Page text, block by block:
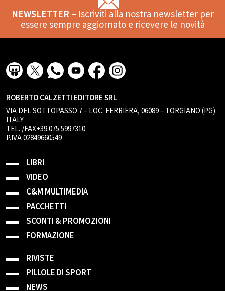
NEWSLETTER– Iscriviti alla nostra newsletter per
essere sempre aggiornato e ricevere le novità
ROBERTO CALZETTI EDITORE SRL
VIA DEL SOTTOPASSO 7 – LOC. FERRIERA, 06089 – TORGIANO (PG)
ITALY
TEL. /FAX+39.075.5997310
P.IVA 02849660549
LIBRI
VIDEO
C&M MULTIMEDIA
PACCHETTI
SCONTI & PROMOZIONI
FORMAZIONE
RIVISTE
PILLOLE DI SPORT
NEWS